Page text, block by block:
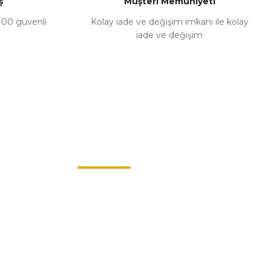
güvenli
Kolay iade ve değişim imkanı ile kolay
iade ve değişim